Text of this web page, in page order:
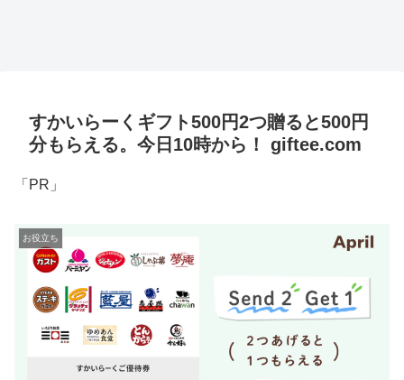
すかいらーくギフト500円2つ贈ると500円
分もらえる。今日10時から！ giftee.com
「PR」
お役立ち